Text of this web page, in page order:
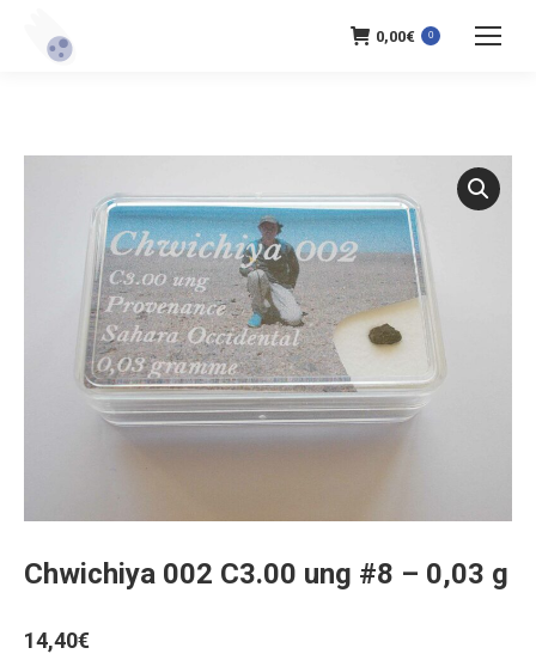
0,00€ 0
Chwichiya 002 C3.00 ung #8 – 0,03 g
14,40€